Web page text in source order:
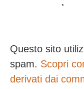
*
Questo sito
spam. Scopri
derivati dai